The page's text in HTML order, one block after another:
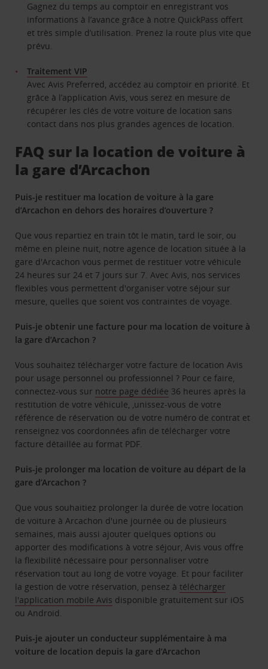
Gagnez du temps au comptoir en enregistrant vos
informations à l’avance grâce à notre QuickPass offert
et très simple d’utilisation. Prenez la route plus vite que
prévu.
Traitement VIP
Avec Avis Preferred, accédez au comptoir en priorité. Et
grâce à l’application Avis, vous serez en mesure de
récupérer les clés de votre voiture de location sans
contact dans nos plus grandes agences de location.
FAQ sur la location de voiture à
la gare d’Arcachon
Puis-je restituer ma location de voiture à la gare
d’Arcachon en dehors des horaires d’ouverture ?
Que vous repartiez en train tôt le matin, tard le soir, ou
même en pleine nuit, notre agence de location située à la
gare d'Arcachon vous permet de restituer votre véhicule
24 heures sur 24 et 7 jours sur 7. Avec Avis, nos services
flexibles vous permettent d'organiser votre séjour sur
mesure, quelles que soient vos contraintes de voyage.
Puis-je obtenir une facture pour ma location de voiture à
la gare d’Arcachon ?
Vous souhaitez télécharger votre facture de location Avis
pour usage personnel ou professionnel ? Pour ce faire,
connectez-vous sur notre page dédiée 36 heures après la
restitution de votre véhicule, ,unissez-vous de votre
référence de réservation ou de votre numéro de contrat et
renseignez vos coordonnées afin de télécharger votre
facture détaillée au format PDF.
Puis-je prolonger ma location de voiture au départ de la
gare d’Arcachon ?
Que vous souhaitiez prolonger la durée de votre location
de voiture à Arcachon d'une journée ou de plusieurs
semaines, mais aussi ajouter quelques options ou
apporter des modifications à votre séjour, Avis vous offre
la flexibilité nécessaire pour personnaliser votre
réservation tout au long de votre voyage. Et pour faciliter
la gestion de votre réservation, pensez àtélécharger
l'application mobile Avis disponible gratuitement sur iOS
ou Android.
Puis-je ajouter un conducteur supplémentaire à ma
voiture de location depuis la gare d’Arcachon